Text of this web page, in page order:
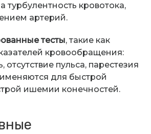
турбулентность кровотока,
артерий.
тесты, такие как
кровообращения:
отсутствие пульса, парестезия
для быстрой
ишемии конечностей.